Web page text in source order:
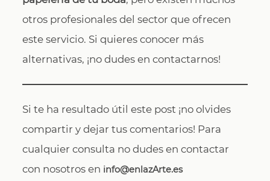
otros profesionales del sector que ofrecen
este servicio. Si quieres conocer más
alternativas, ¡no dudes en contactarnos!
Si te ha resultado útil este post ¡no olvides
compartir y dejar tus comentarios! Para
cualquier consulta no dudes en contactar
con nosotros en info@enlazArte.es